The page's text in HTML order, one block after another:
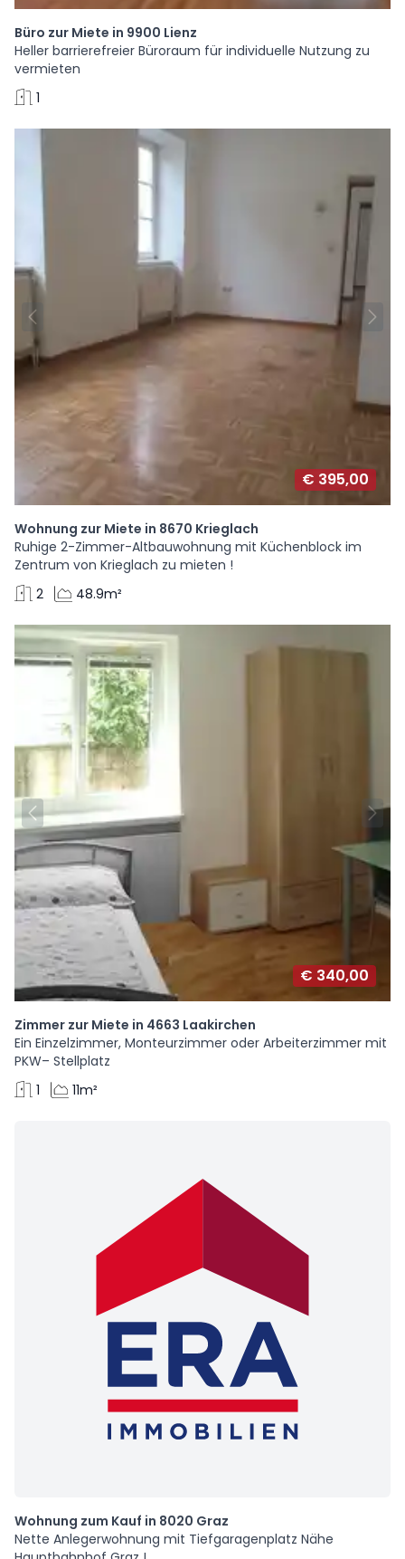
Büro zur Miete in 9900 Lienz
Heller barrierefreier Büroraum für individuelle Nutzung zu
vermieten
1
€ 395,00
Wohnung zur Miete in 8670 Krieglach
Ruhige 2-Zimmer-Altbauwohnung mit Küchenblock im
Zentrum von Krieglach zu mieten !
2
48.9m²
€ 340,00
Zimmer zur Miete in 4663 Laakirchen
Ein Einzelzimmer, Monteurzimmer oder Arbeiterzimmer mit
PKW– Stellplatz
1
11m²
Wohnung zum Kauf in 8020 Graz
Nette Anlegerwohnung mit Tiefgaragenplatz Nähe